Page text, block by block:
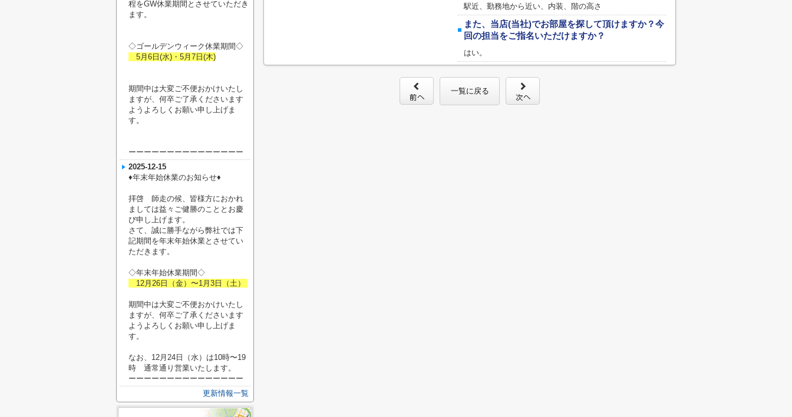
駅近、勤務地から近い、内装、階の高さ
また、当店(当社)でお部屋を探して頂けますか？今
回の担当をご指名いただけますか？
はい。
一覧に戻る
程をGW休業期間とさせていただき
ます。
◇ゴールデンウィーク休業期間◇
5月6日(水)・5月7日(木)
期間中は大変ご不便おかけいたし
ますが、何卒ご了承くださいます
ようよろしくお願い申し上げま
す。
ーーーーーーーーーーーーーーー
2025-12-15
♦︎年末年始休業のお知らせ♦︎
拝啓 師走の候、皆様方におかれ
ましては益々ご健勝のこととお慶
び申し上げます。
さて、誠に勝手ながら弊社では下
記期間を年末年始休業とさせてい
ただきます。
◇年末年始休業期間◇
12月26日（金）〜1月3日（土）
期間中は大変ご不便おかけいたし
ますが、何卒ご了承くださいます
ようよろしくお願い申し上げま
す。
なお、12月24日（水）は10時〜19
時 通常通り営業いたします。
ーーーーーーーーーーーーーーー
更新情報一覧